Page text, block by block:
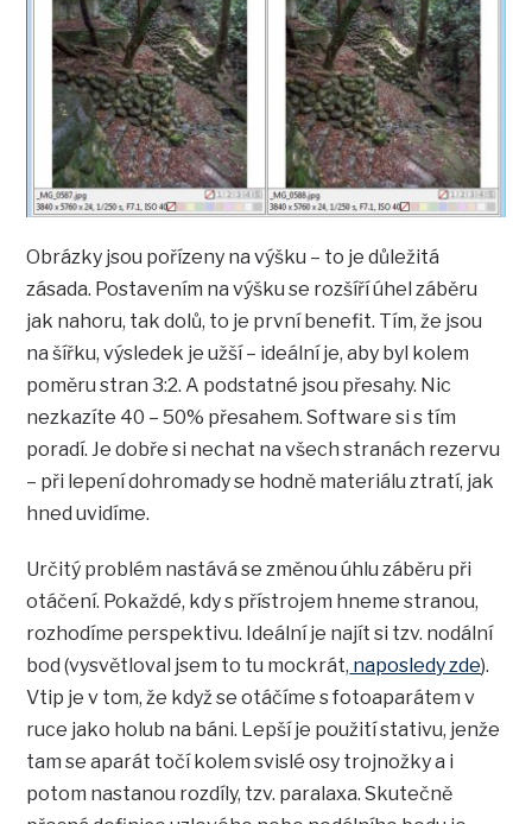
Obrázky jsou pořízeny na výšku – to je důležitá
zásada. Postavením na výšku se rozšíří úhel záběru
jak nahoru, tak dolů, to je první benefit. Tím, že jsou
na šířku, výsledek je užší – ideální je, aby byl kolem
poměru stran 3:2. A podstatné jsou přesahy. Nic
nezkazíte 40 – 50% přesahem. Software si s tím
poradí. Je dobře si nechat na všech stranách rezervu
– při lepení dohromady se hodně materiálu ztratí, jak
hned uvidíme.
Určitý problém nastává se změnou úhlu záběru při
otáčení. Pokaždé, kdy s přístrojem hneme stranou,
rozhodíme perspektivu. Ideální je najít si tzv. nodální
bod (vysvětloval jsem to tu mockrát, naposledy zde).
Vtip je v tom, že když se otáčíme s fotoaparátem v
ruce jako holub na báni. Lepší je použití stativu, jenže
tam se aparát točí kolem svislé osy trojnožky a i
potom nastanou rozdíly, tzv. paralaxa. Skutečně